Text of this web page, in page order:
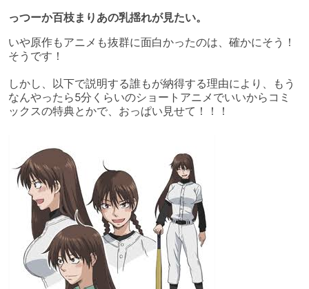
っつーか百枝まりあの乳揺れが見たい。
いや原作もアニメも抜群に面白かったのは、確かにそう！
そうです！
しかし、以下で説明する誰もが納得する理由により、もう
なんやったら5分くらいのショートアニメでいいからコミ
ックスの特典とかで、おっぱい見せて！！！